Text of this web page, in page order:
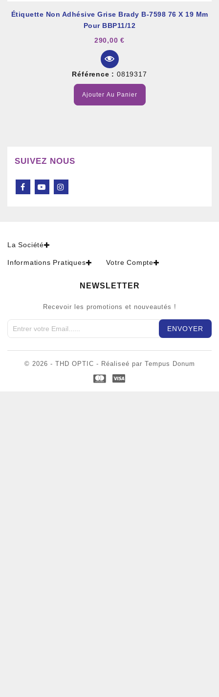
Étiquette Non Adhésive Grise Brady B-7598 76 X 19 Mm
Pour BBP11/12
290,00 €
Référence : 0819317
Ajouter Au Panier
SUIVEZ NOUS
La Société
Informations Pratiques Votre Compte
NEWSLETTER
Recevoir les promotions et nouveautés !
© 2026 - THD OPTIC - Réaliseé par Tempus Donum